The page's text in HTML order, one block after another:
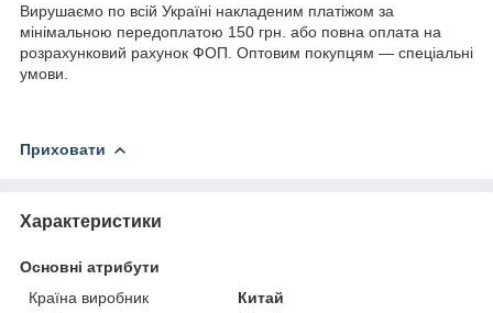
Вирушаємо по всій Україні накладеним платіжом за
мінімальною передоплатою 150 грн. або повна оплата на
розрахунковий рахунок ФОП. Оптовим покупцям — спеціальні
умови.
Приховати
Характеристики
Основні атрибути
Країна виробник
Китай